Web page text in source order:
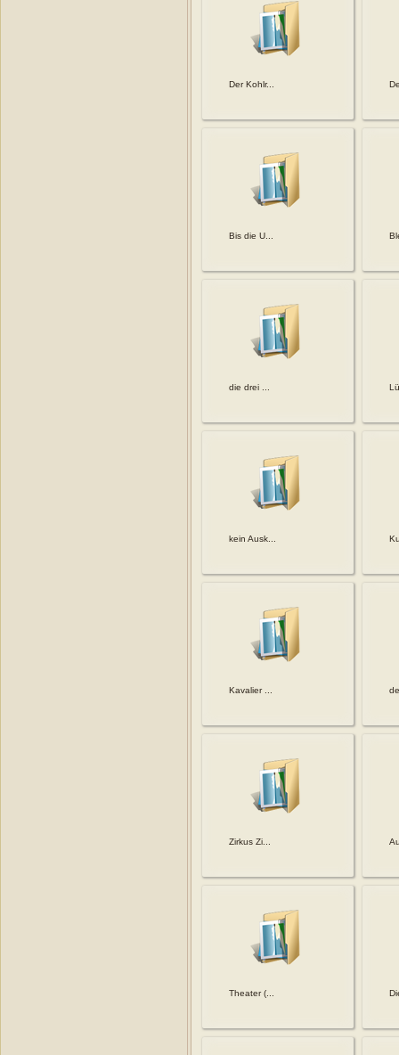
Der Kohlr...
Bis die U...
die drei ...
kein Ausk...
Kavalier ...
Zirkus Zi...
Theater (...